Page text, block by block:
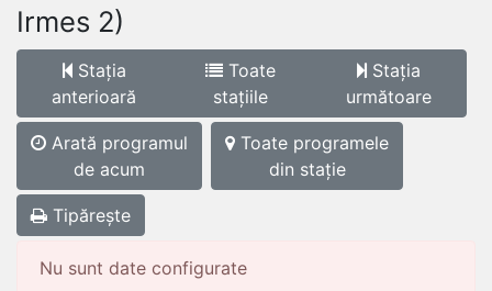
Irmes 2)
Stația
anterioară
Toate
stațiile
Stația
următoare
Arată programul
de acum
Toate programele
din stație
Tipărește
Nu sunt date configurate